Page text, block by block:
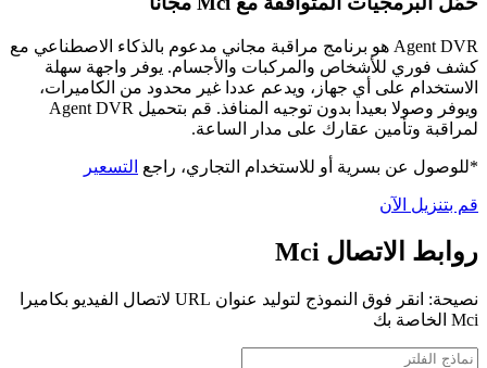
Agent DVR هو برنامج مراقبة مجاني مدعوم بالذكاء الاصطناعي مع
كشف فوري للأشخاص والمركبات والأجسام. يوفر واجهة سهلة
الاستخدام على أي جهاز، ويدعم عددا غير محدود من الكاميرات،
ويوفر وصولا بعيدا بدون توجيه المنافذ. قم بتحميل Agent DVR
لمراقبة وتأمين عقارك على مدار الساعة.
*للوصول عن بسرية أو للاستخدام التجاري، راجع التسعير
قم بتنزيل الآن
روابط الاتصال Mci
نصيحة: انقر فوق النموذج لتوليد عنوان URL لاتصال الفيديو بكاميرا
Mci الخاصة بك